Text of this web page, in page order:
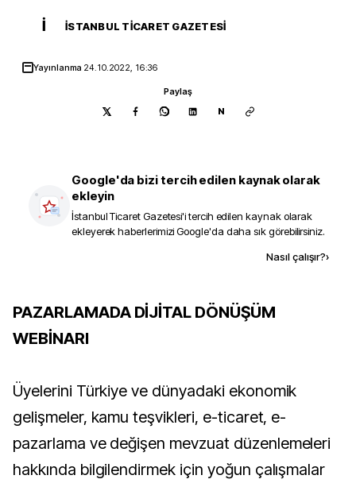
İ İSTANBUL TICARET GAZETESI
Yayınlanma 24.10.2022, 16:36
Paylaş
N
Google'da bizi tercih edilen kaynak olarak
ekleyin
İstanbul Ticaret Gazetesi'i tercih edilen kaynak olarak
ekleyerek haberlerimizi Google'da daha sık görebilirsiniz.
Nasıl çalışır?›
PAZARLAMADA DİJİTAL DÖNÜŞÜM
WEBİNARI
Üyelerini Türkiye ve dünyadaki ekonomik
gelişmeler, kamu teşvikleri, e-ticaret, e-
pazarlama ve değişen mevzuat düzenlemeleri
hakkında bilgilendirmek için yoğun çalışmalar